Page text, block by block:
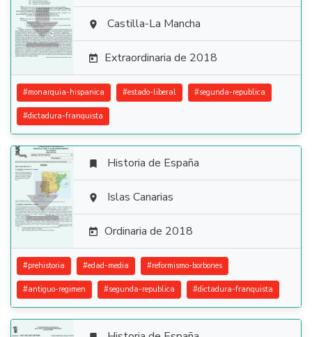
  Castilla-La Mancha
 Extraordinaria de 2018
#monarquia-hispanica #estado-liberal #segunda-republica
#dictadura-franquista

 Historia de España
 Islas Canarias
 Ordinaria de 2018
#prehistoria #edad-media #reformismo-borbones
#antiguo-regimen #segunda-republica #dictadura-franquista